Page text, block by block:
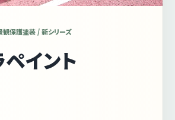
観保護塗装 / 新シリーズ
イント